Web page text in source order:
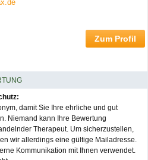
Zum Profil
damit Sie Ihre ehrliche und gut
Niemand kann Ihre Bewertung
Therapeut. Um sicherzustellen,
wir allerdings eine gültige Mailadresse.
Kommunikation mit Ihnen verwendet.